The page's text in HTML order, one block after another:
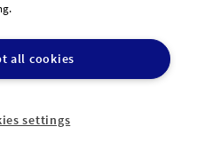
all cookies
settings